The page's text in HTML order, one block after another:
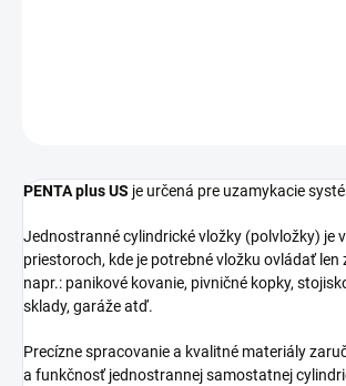
PENTA plus US je určená pre uzamykacie
Jednostranné cylindrické vložky (polvložky) je
priestoroch, kde je potrebné vložku ovládať len
napr.: panikové kovanie, pivničné kopky,
sklady, garáže atď.
Precízne spracovanie a kvalitné materiály
a funkčnosť jednostrannej samostatnej